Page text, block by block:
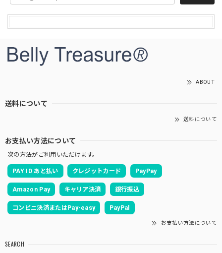
ABOUT
送料について
送料について
お支払い方法について
次の方法がご利用いただけます。
PAY ID あと払い クレジットカード PayPay
Amazon Pay キャリア決済 銀行振込
コンビニ決済またはPay-easy PayPal
お支払い方法について
SEARCH